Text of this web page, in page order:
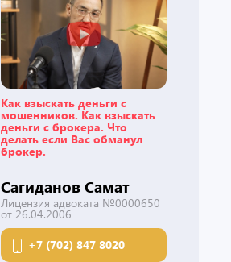
Как взыскать деньги с
мошенников. Как взыскать
деньги с брокера. Что
делать если Вас обманул
брокер.
Сагиданов Самат
Лицензия адвоката №0000650
от 26.04.2006
+7 (702) 847 8020